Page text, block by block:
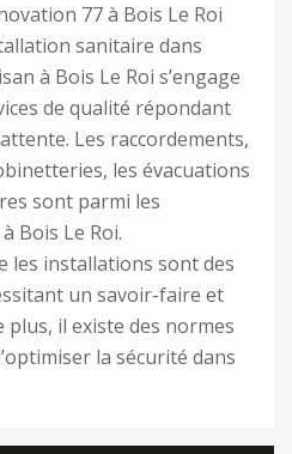
77 à Bois Le Roi
sanitaire dans
à Bois Le Roi s’engage
de qualité répondant
Les raccordements,
les évacuations
sont parmi les
Bois Le Roi.
les installations sont des
un savoir-faire et
plus, il existe des normes
la sécurité dans